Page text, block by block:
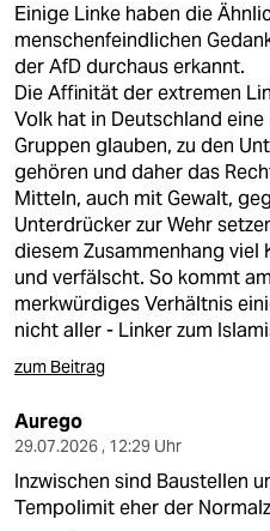
Einige Linke haben die
menschenfeindlichen
der AfD durchaus erkannt.
Die Affinität der extremen
Volk hat in Deutschland
Gruppen glauben, zu den
gehören und daher das
Mitteln, auch mit Gewalt,
Unterdrücker zur Wehr
diesem Zusammenhang
und verfälscht. So kommt
merkwürdiges Verhältnis
nicht aller - Linker zum
zum Beitrag
Aurego
29.07.2026 , 12:29 Uhr
Inzwischen sind Baustellen
Tempolimit eher der